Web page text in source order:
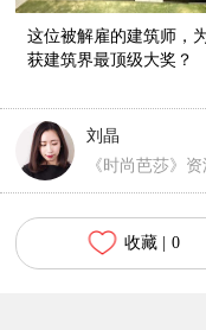
这位被解雇的建筑师，
获建筑界最顶级大奖？
刘晶
《时尚芭莎》
收藏 | 0